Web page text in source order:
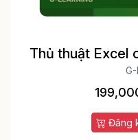
Thủ thuật Excel
dân
G-
Đăng